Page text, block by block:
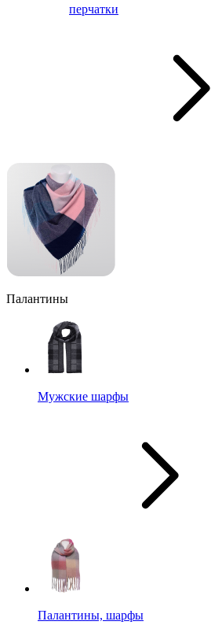
перчатки
Палантины
Мужские шарфы
Палантины, шарфы